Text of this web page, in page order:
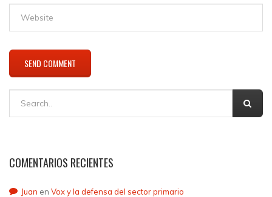
COMENTARIOS RECIENTES
Juan en Vox y la defensa del sector primario